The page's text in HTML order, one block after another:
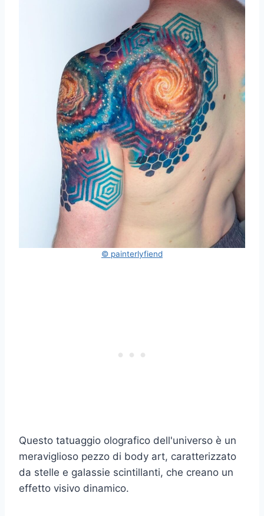
© painterlyfiend
Questo tatuaggio olografico dell'universo è un
meraviglioso pezzo di body art, caratterizzato
da stelle e galassie scintillanti, che creano un
effetto visivo dinamico.